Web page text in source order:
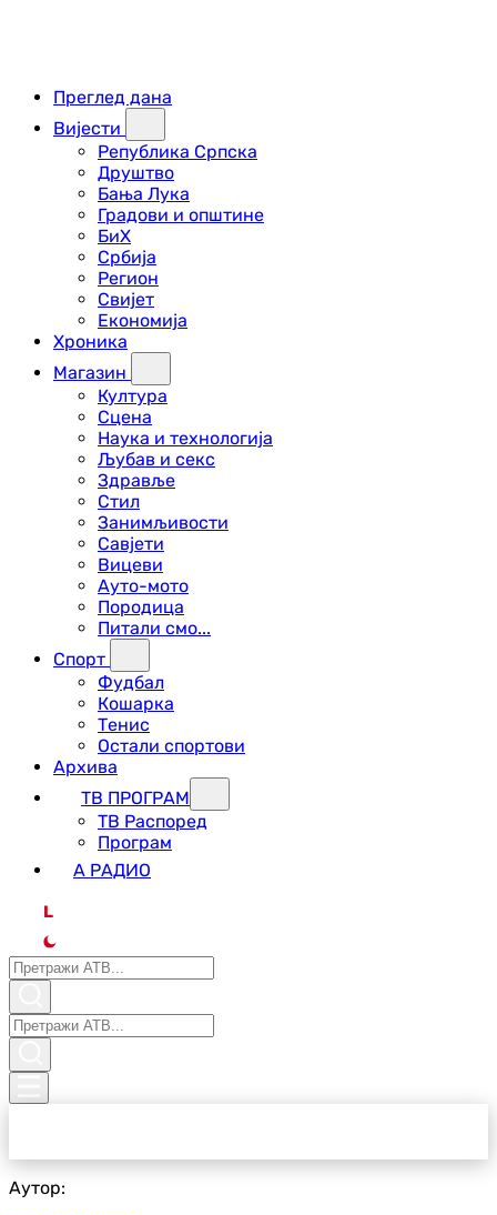
Преглед дана
Вијести
Република Српска
Друштво
Бања Лука
Градови и општине
БиХ
Србија
Регион
Свијет
Економија
Хроника
Магазин
Култура
Сцена
Наука и технологија
Љубав и секс
Здравље
Стил
Занимљивости
Савјети
Вицеви
Ауто-мото
Породица
Питали смо...
Спорт
Фудбал
Кошарка
Тенис
Остали спортови
Архива
ТВ ПРОГРАМ
ТВ Распоред
Програм
А РАДИО
L
Аутор: